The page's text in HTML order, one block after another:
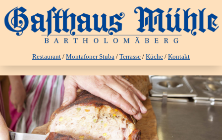
Restaurant / Montafoner Stuba / Terrasse / Küche / Kontakt